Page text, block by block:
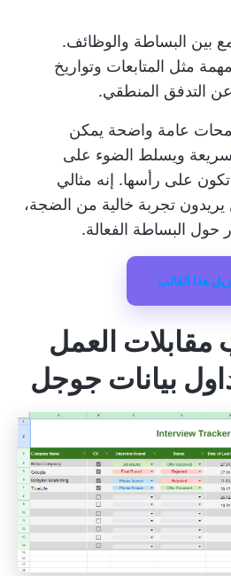
بين البساطة والوظائف.
مثل المتابعات وتواريخ
التدفق المنطقي.
عامة واضحة يمكن
سريعة ويسلط الضوء على
تكون على رأسها. إنه مثالي
تجربة خالية من الضجة،
حول البساطة الفعالة.
هذا القالب
مقابلات العمل
بيانات جوجل